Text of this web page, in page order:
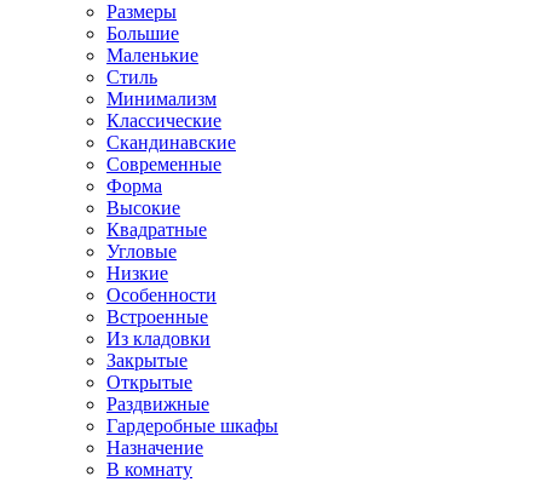
Размеры
Большие
Маленькие
Стиль
Минимализм
Классические
Скандинавские
Современные
Форма
Высокие
Квадратные
Угловые
Низкие
Особенности
Встроенные
Из кладовки
Закрытые
Открытые
Раздвижные
Гардеробные шкафы
Назначение
В комнату